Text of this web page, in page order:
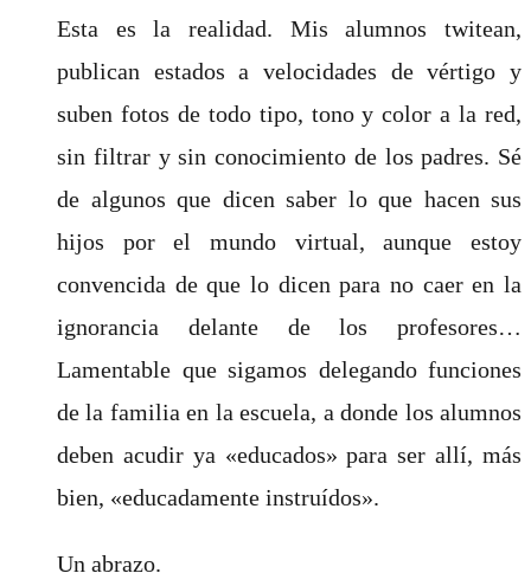
Esta es la realidad. Mis alumnos twitean,
publican estados a velocidades de vértigo y
suben fotos de todo tipo, tono y color a la red,
sin filtrar y sin conocimiento de los padres. Sé
de algunos que dicen saber lo que hacen sus
hijos por el mundo virtual, aunque estoy
convencida de que lo dicen para no caer en la
ignorancia delante de los profesores…
Lamentable que sigamos delegando funciones
de la familia en la escuela, a donde los alumnos
deben acudir ya «educados» para ser allí, más
bien, «educadamente instruídos».
Un abrazo.